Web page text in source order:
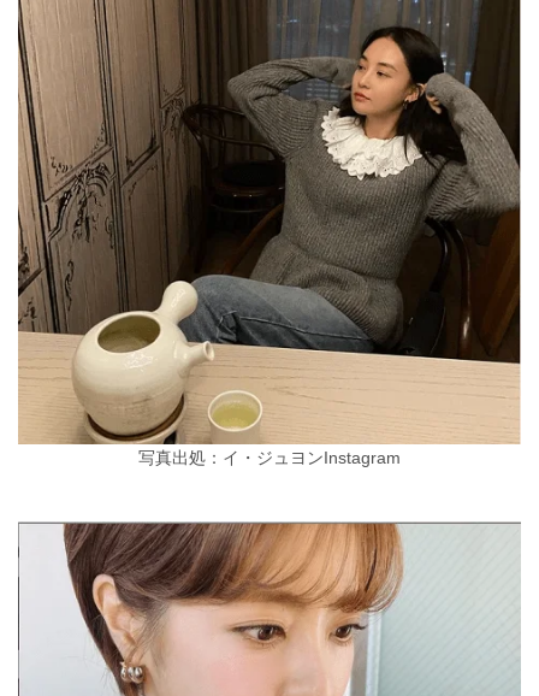
写真出処：イ・ジュヨンInstagram